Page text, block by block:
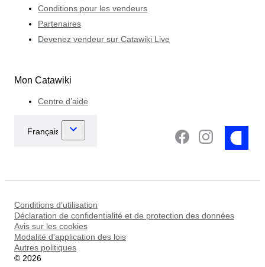
Conditions pour les vendeurs
Partenaires
Devenez vendeur sur Catawiki Live
Mon Catawiki
Centre d’aide
Conditions d’utilisation
Déclaration de confidentialité et de protection des données
Avis sur les cookies
Modalité d'application des lois
Autres politiques
© 2026